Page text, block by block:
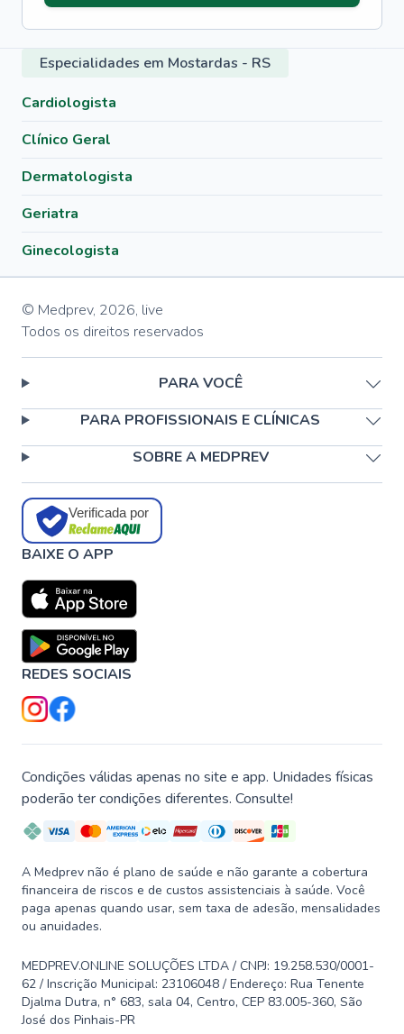
Especialidades em Mostardas - RS
Cardiologista
Clínico Geral
Dermatologista
Geriatra
Ginecologista
© Medprev, 2026, live
Todos os direitos reservados
PARA VOCÊ
PARA PROFISSIONAIS E CLÍNICAS
SOBRE A MEDPREV
Verificada por
BAIXE O APP
REDES SOCIAIS
Condições válidas apenas no site e app. Unidades físicas
poderão ter condições diferentes. Consulte!
A Medprev não é plano de saúde e não garante a cobertura
financeira de riscos e de custos assistenciais à saúde. Você
paga apenas quando usar, sem taxa de adesão, mensalidades
ou anuidades.
MEDPREV.ONLINE SOLUÇÕES LTDA / CNPJ: 19.258.530/0001-
62 / Inscrição Municipal: 23106048 / Endereço: Rua Tenente
Djalma Dutra, n° 683, sala 04, Centro, CEP 83.005-360, São
José dos Pinhais-PR